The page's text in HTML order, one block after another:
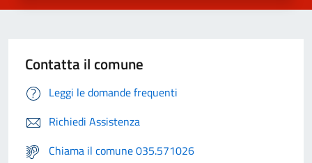
Contatta il comune
Leggi le domande frequenti
Richiedi Assistenza
Chiama il comune 035.571026